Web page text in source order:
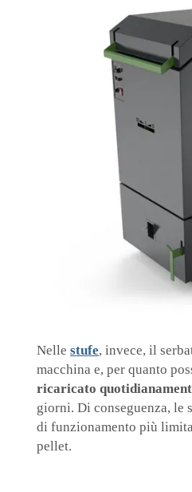
Nelle stufe, invece, il
macchina e, per quanto
ricaricato
giorni. Di conseguenza, le
di funzionamento più
pellet.